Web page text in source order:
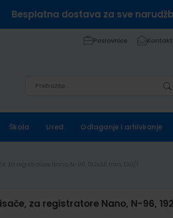
Besplatna dostava za sve
Poslovnice Kontakt
Škola Ured Odlaganje i arhiviranje
za registratore Nano, N-96,